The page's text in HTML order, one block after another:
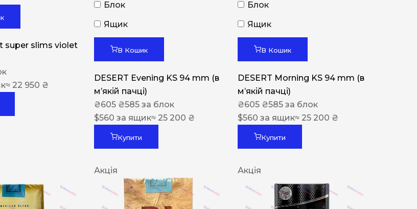
super slims violet
≈ 22 950 ₴
Блок
Ящик
В Кошик
DESERT Evening KS 94 mm (в
мʼякій пачці)
₴605 ₴585 за блок
$560 за ящик≈ 25 200 ₴
Купити
Блок
Ящик
В Кошик
DESERT Morning KS 94 mm (в
мʼякій пачці)
₴605 ₴585 за блок
$560 за ящик≈ 25 200 ₴
Купити
Акція Акція